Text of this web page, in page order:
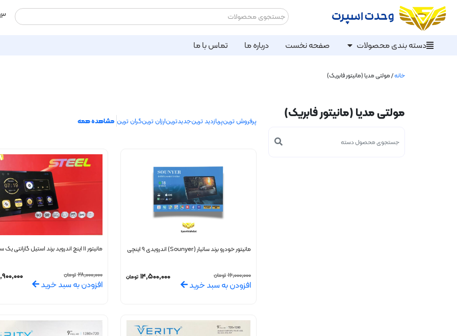
دسته بندی محصولات صفحه نخست درباره ما تماس با ما
خانه/ مولتی مدیا (مانیتور فابریک)
مولتی مدیا (مانیتور فابریک) پرفروش ترینپربازدید ترینجدیدترینارزان ترینگران ترین مشاهده همه
مانیتور خودرو برند سانیار (Sounyer) اندرویدی 9 اینچی
16,000,000 تومان 14,500,000 تومان
افزودن به سبد خرید
مانیتور 11 اینچ اندروید برند استیل گارانتی یک ساله
28,000,000 تومان
افزودن به سبد خرید